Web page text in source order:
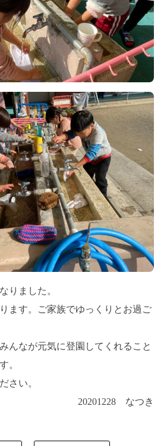
りました。
ます。ご家族でゆっくりとお過ご
んなが元気に登園してくれること
。
さい。
20201228 なつき